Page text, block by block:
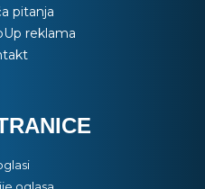
pitanja
reklama